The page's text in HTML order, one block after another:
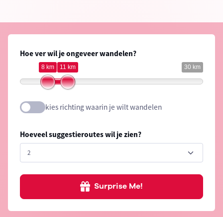
Hoe ver wil je ongeveer wandelen?
30 km
8 km 11 km
kies richting waarin je wilt wandelen
Hoeveel suggestieroutes wil je zien?
Surprise Me!